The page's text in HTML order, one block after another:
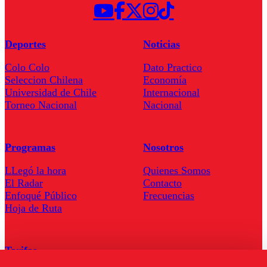
Deportes
Colo Colo
Seleccion Chilena
Universidad de Chile
Torneo Nacional
Noticias
Dato Practico
Economía
Internacional
Nacional
Programas
LLegó la hora
El Radar
Enfoqué Público
Hoja de Ruta
Nosotros
Quienes Somos
Contacto
Frecuencias
Tarifas